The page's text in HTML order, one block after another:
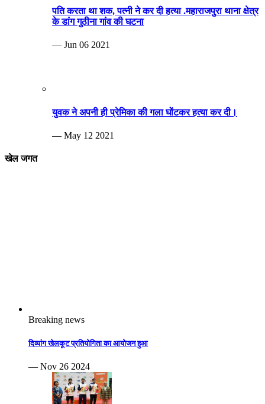
पति करता था शक, पत्नी ने कर दी हत्या .महाराजपुरा थाना क्षेत्र
के डांग गुठीना गांव की घटना
— Jun 06 2021
युवक ने अपनी ही प्रेमिका की गला घोंटकर हत्या कर दी।
— May 12 2021
खेल जगत
Breaking news
दिव्यांग खेलकूट प्रतियोगिता का आयोजन हुआ
— Nov 26 2024